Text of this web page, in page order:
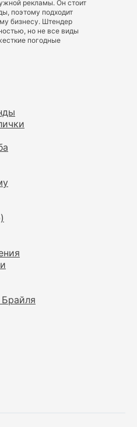
рекламы. Он стоит
поэтому подходит
бизнесу. Штендер
но не все виды
погодные